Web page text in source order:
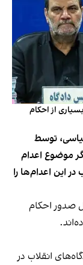
از احکام
توسط
موضوع اعدام
این اعدام‌ها را
و عامل صدور احکام
انقلاب در